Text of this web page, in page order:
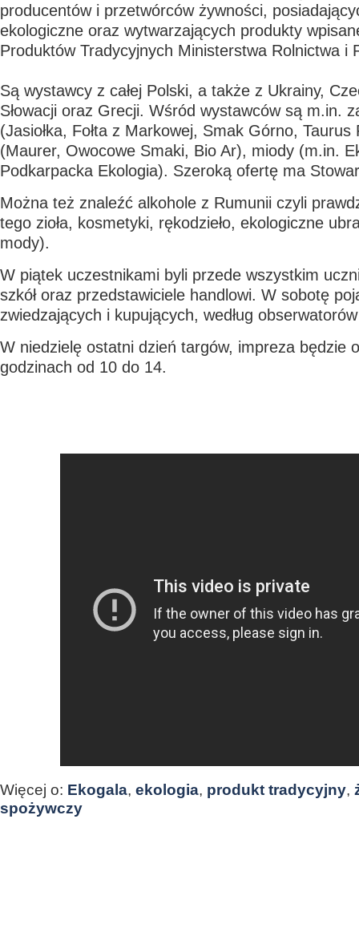
producentów i przetwórców żywności,
ekologiczne oraz wytwarzających produkty
Produktów Tradycyjnych Ministerstwa Rolnictwa i
Są wystawcy z całej Polski, a także z Ukrainy,
Słowacji oraz Grecji. Wśród wystawców są m.in.
(Jasiołka, Fołta z Markowej, Smak Górno, Taurus
(Maurer, Owocowe Smaki, Bio Ar), miody (m.in.
Podkarpacka Ekologia). Szeroką ofertę ma
Można też znaleźć alkohole z Rumunii czyli
tego zioła, kosmetyki, rękodzieło, ekologiczne
mody).
W piątek uczestnikami byli przede wszystkim
szkół oraz przedstawiciele handlowi. W sobotę
zwiedzających i kupujących, według
W niedzielę ostatni dzień targów, impreza będzie
godzinach od 10 do 14.
Więcej o: Ekogala, ekologia, produkt tradycyjny,
spożywczy